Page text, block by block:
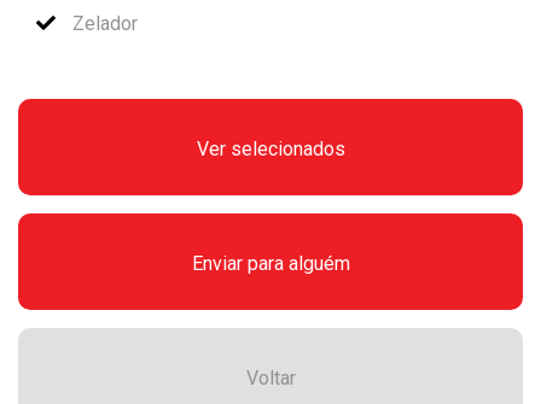
Zelador
Ver selecionados
Enviar para alguém
Voltar